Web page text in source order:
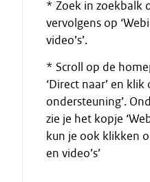
* Zoek in zoekbalk
vervolgens op
video’s’.
* Scroll op de
‘Direct naar’ en
ondersteuning’.
zie je het kopje
kun je ook klikken
en video’s’